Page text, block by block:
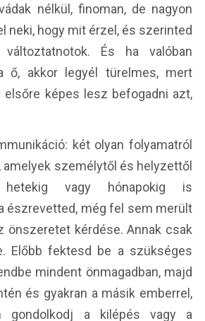
nélkül, finoman, de nagyon
neki, hogy mit érzel, és szerinted
És ha valóban
ő, akkor legyél türelmes, mert
elsőre képes lesz befogadni azt,
két olyan folyamatról
amelyek személytől és helyzettől
vagy hónapokig is
észrevetted, még fel sem merült
önszeretet kérdése. Annak csak
Előbb fektesd be a szükséges
mindent önmagadban, majd
és gyakran a másik emberrel,
gondolkodj a kilépés vagy a